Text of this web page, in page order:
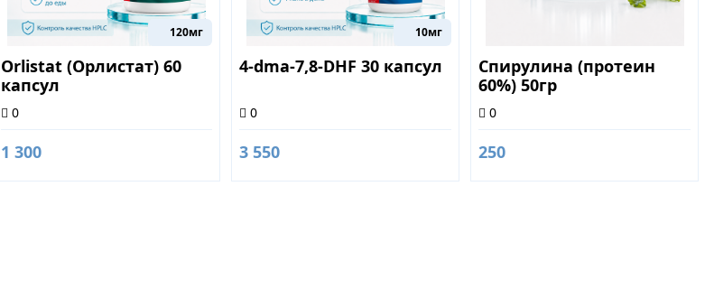
120мг
Orlistat (Орлистат) 60
капсул
0
1 300
10мг
4-dma-7,8-DHF 30 капсул
0
3 550
Спирулина (протеин
60%) 50гр
0
250